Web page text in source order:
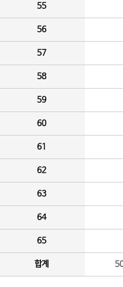
55
56
57
58
59
60
61
62
63
64
65
합계